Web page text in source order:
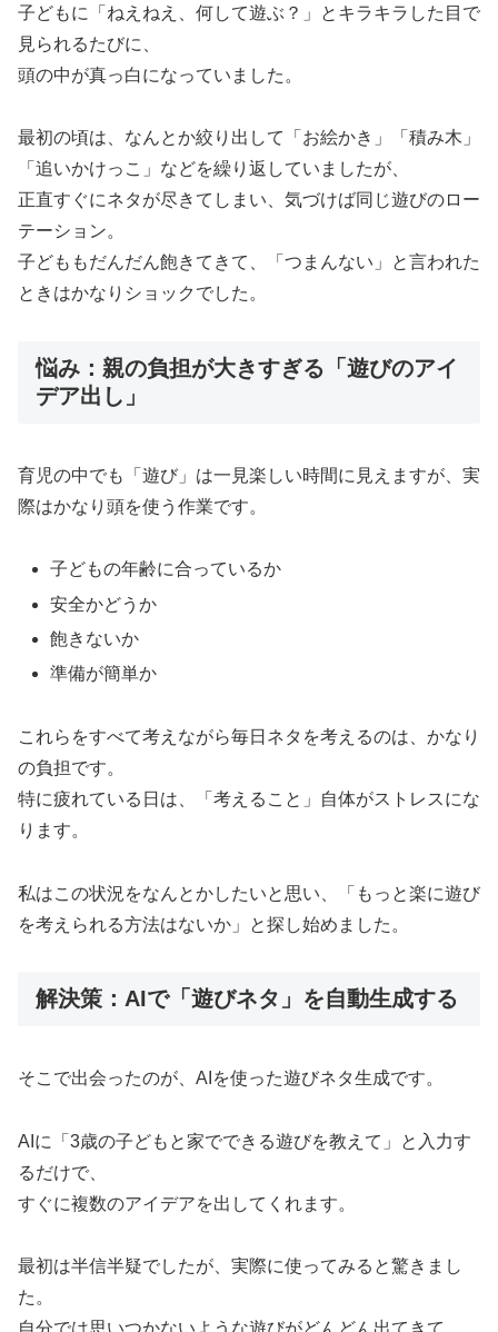
子どもに「ねえねえ、何して遊ぶ？」とキラキラした目で
見られるたびに、
頭の中が真っ白になっていました。
最初の頃は、なんとか絞り出して「お絵かき」「積み木」
「追いかけっこ」などを繰り返していましたが、
正直すぐにネタが尽きてしまい、気づけば同じ遊びのロー
テーション。
子どももだんだん飽きてきて、「つまんない」と言われた
ときはかなりショックでした。
悩み：親の負担が大きすぎる「遊びのアイ
デア出し」
育児の中でも「遊び」は一見楽しい時間に見えますが、実
際はかなり頭を使う作業です。
子どもの年齢に合っているか
安全かどうか
飽きないか
準備が簡単か
これらをすべて考えながら毎日ネタを考えるのは、かなり
の負担です。
特に疲れている日は、「考えること」自体がストレスにな
ります。
私はこの状況をなんとかしたいと思い、「もっと楽に遊び
を考えられる方法はないか」と探し始めました。
解決策：AIで「遊びネタ」を自動生成する
そこで出会ったのが、AIを使った遊びネタ生成です。
AIに「3歳の子どもと家でできる遊びを教えて」と入力す
るだけで、
すぐに複数のアイデアを出してくれます。
最初は半信半疑でしたが、実際に使ってみると驚きまし
た。